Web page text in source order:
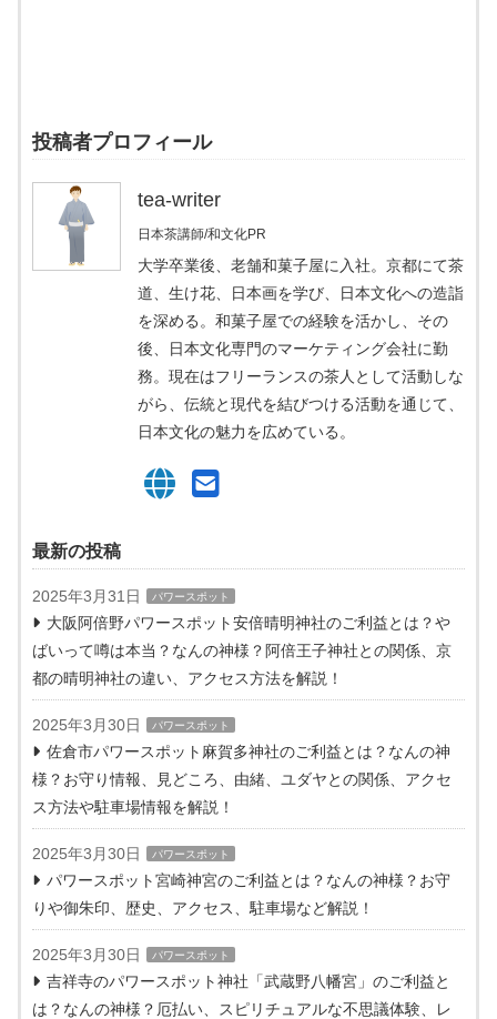
投稿者プロフィール
tea-writer
日本茶講師/和文化PR
大学卒業後、老舗和菓子屋に入社。京都にて茶
道、生け花、日本画を学び、日本文化への造詣
を深める。和菓子屋での経験を活かし、その
後、日本文化専門のマーケティング会社に勤
務。現在はフリーランスの茶人として活動しな
がら、伝統と現代を結びつける活動を通じて、
日本文化の魅力を広めている。
最新の投稿
2025年3月31日 パワースポット
大阪阿倍野パワースポット安倍晴明神社のご利益とは？や
ばいって噂は本当？なんの神様？阿倍王子神社との関係、京
都の晴明神社の違い、アクセス方法を解説！
2025年3月30日 パワースポット
佐倉市パワースポット麻賀多神社のご利益とは？なんの神
様？お守り情報、見どころ、由緒、ユダヤとの関係、アクセ
ス方法や駐車場情報を解説！
2025年3月30日 パワースポット
パワースポット宮崎神宮のご利益とは？なんの神様？お守
りや御朱印、歴史、アクセス、駐車場など解説！
2025年3月30日 パワースポット
吉祥寺のパワースポット神社「武蔵野八幡宮」のご利益と
は？なんの神様？厄払い、スピリチュアルな不思議体験、レ